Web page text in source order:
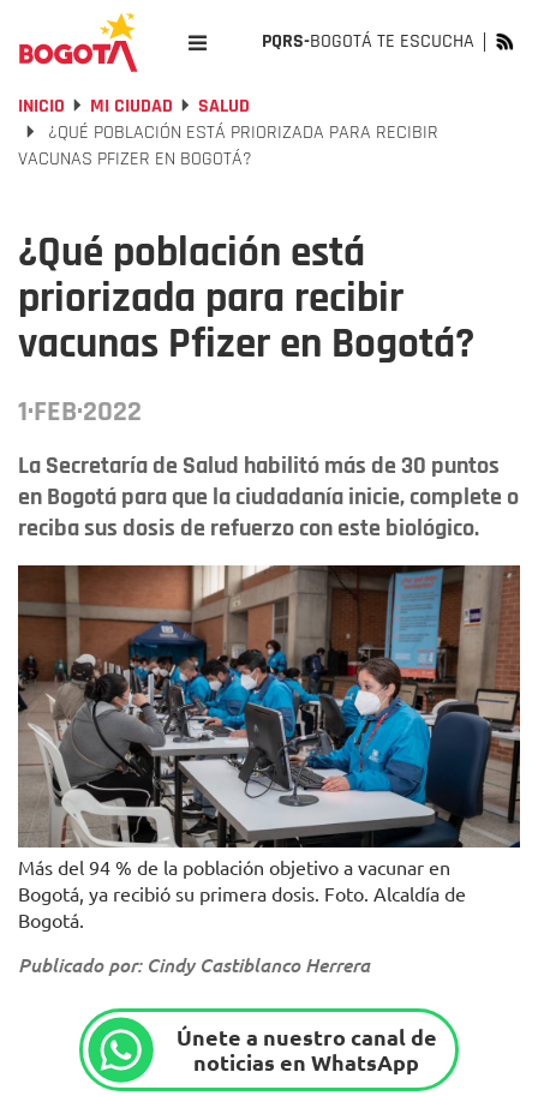
PQRS-BOGOTÁ TE ESCUCHA
INICIO MI CIUDAD
SALUD
¿QUÉ POBLACIÓN ESTÁ PRIORIZADA PARA RECIBIR
VACUNAS PFIZER EN BOGOTÁ?
¿Qué población está
priorizada para recibir
vacunas Pfizer en Bogotá?
1·FEB·2022
La Secretaría de Salud habilitó más de 30 puntos
en Bogotá para que la ciudadanía inicie, complete o
reciba sus dosis de refuerzo con este biológico.
Más del 94 % de la población objetivo a vacunar en
Bogotá, ya recibió su primera dosis. Foto. Alcaldía de
Bogotá.
Publicado por: Cindy Castiblanco Herrera
Únete a nuestro canal de
noticias en WhatsApp